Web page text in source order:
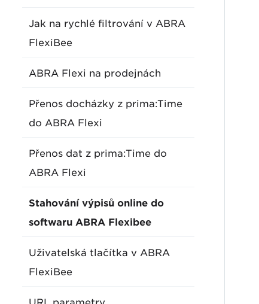
Jak na rychlé filtrování v ABRA
FlexiBee
ABRA Flexi na prodejnách
Přenos docházky z prima:Time
do ABRA Flexi
Přenos dat z prima:Time do
ABRA Flexi
Stahování výpisů online do
softwaru ABRA Flexibee
Uživatelská tlačítka v ABRA
FlexiBee